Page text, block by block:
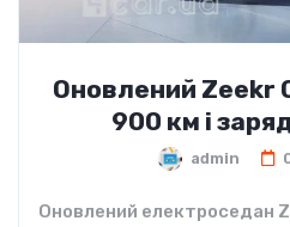
Оновлений Zeekr
900 км і
admin
Оновлений електроседан